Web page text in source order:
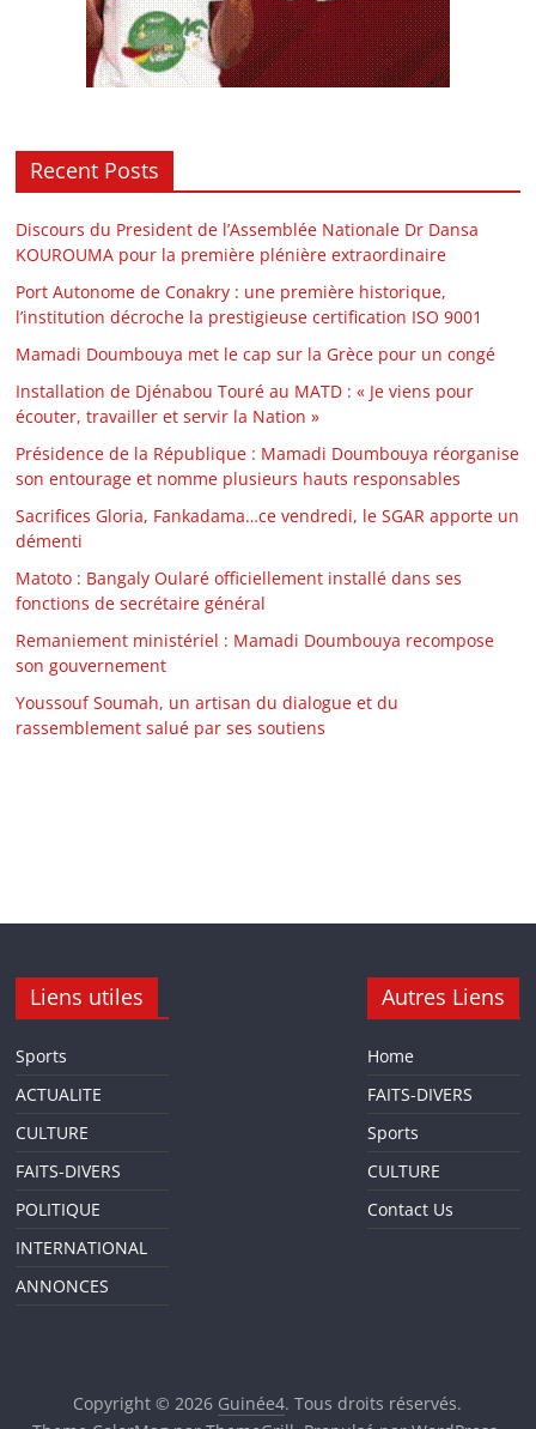
Recent Posts
Discours du President de l’Assemblée Nationale Dr Dansa
KOUROUMA pour la première plénière extraordinaire
Port Autonome de Conakry : une première historique,
l’institution décroche la prestigieuse certification ISO 9001
Mamadi Doumbouya met le cap sur la Grèce pour un congé
Installation de Djénabou Touré au MATD : « Je viens pour
écouter, travailler et servir la Nation »
Présidence de la République : Mamadi Doumbouya réorganise
son entourage et nomme plusieurs hauts responsables
Sacrifices Gloria, Fankadama…ce vendredi, le SGAR apporte un
démenti
Matoto : Bangaly Oularé officiellement installé dans ses
fonctions de secrétaire général
Remaniement ministériel : Mamadi Doumbouya recompose
son gouvernement
Youssouf Soumah, un artisan du dialogue et du
rassemblement salué par ses soutiens
Liens utiles
Sports
ACTUALITE
CULTURE
FAITS-DIVERS
POLITIQUE
INTERNATIONAL
ANNONCES
Autres Liens
Home
FAITS-DIVERS
Sports
CULTURE
Contact Us
Copyright © 2026 Guinée4. Tous droits réservés.